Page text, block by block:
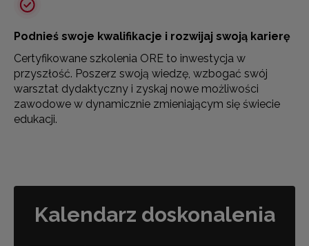
Kalendarz doskonalenia
Podnieś swoje kwalifikacje i rozwijaj swoją karierę
Certyfikowane szkolenia ORE to inwestycja w
przyszłość. Poszerz swoją wiedzę, wzbogać swój
warsztat dydaktyczny i zyskaj nowe możliwości
zawodowe w dynamicznie zmieniającym się świecie
edukacji.